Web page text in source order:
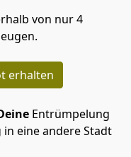
von nur 4
erhalten
Entrümpelung
eine andere Stadt